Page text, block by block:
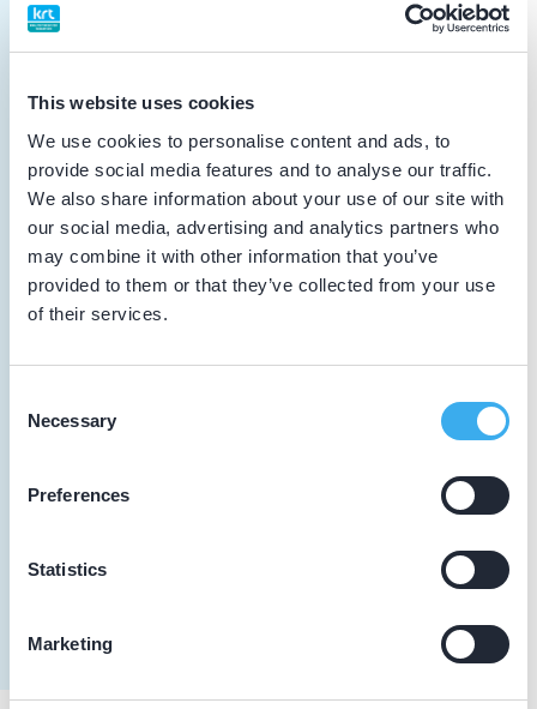
This website uses cookies
We use cookies to personalise content and ads, to
provide social media features and to analyse our traffic.
We also share information about your use of our site with
our social media, advertising and analytics partners who
may combine it with other information that you’ve
provided to them or that they’ve collected from your use
of their services.
Selection
Necessary
Preferences
Statistics
Marketing
27-10-2025
Algemene scholing
10-06-2025
Slim werken met meerkamerplanning
Algemene scholing
04-05-2025
Tandheelkundig scholing
04-05-2025
hours